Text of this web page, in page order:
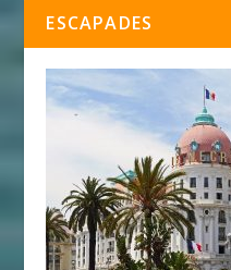
ESCAPADES